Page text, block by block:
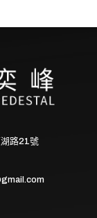
路21號